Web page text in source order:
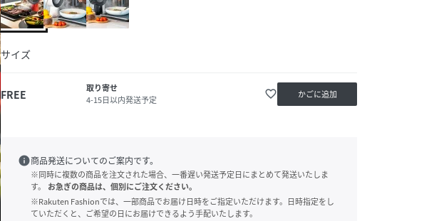
サイズ
FREE
取り寄せ
4-15日以内発送予定
favorite_border かごに追加
info商品発送についてのご案内です。
※同時に複数の商品を注文された場合、一番遅い発送予定日にまとめて発送いたしま
す。
お急ぎの商品は、個別にご注文ください。
※Rakuten Fashionでは、一部商品でお届け日時をご指定いただけます。日時指定をし
ていただくと、ご希望の日にお届けできるよう手配いたします。